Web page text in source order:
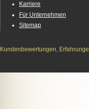
Karriere
Für Unternehmen
Sitemap
Kundenbewertungen,